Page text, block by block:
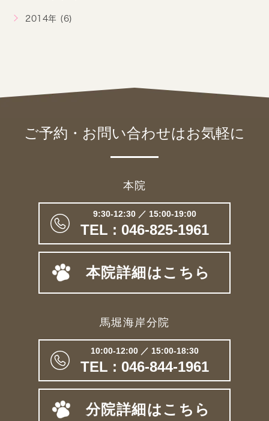
2014年 (6)
ご予約・お問い合わせはお気軽に
本院
9:30-12:30 ／ 15:00-19:00
TEL : 046-825-1961
本院詳細はこちら
馬堀海岸分院
10:00-12:00 ／ 15:00-18:30
TEL : 046-844-1961
分院詳細はこちら